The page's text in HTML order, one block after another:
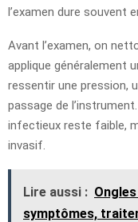
l’examen dure souvent
Avant l’examen, on
applique généralement
ressentir une pression,
passage de
infectieux reste faible,
invasif.
Lire aussi :
symptômes,